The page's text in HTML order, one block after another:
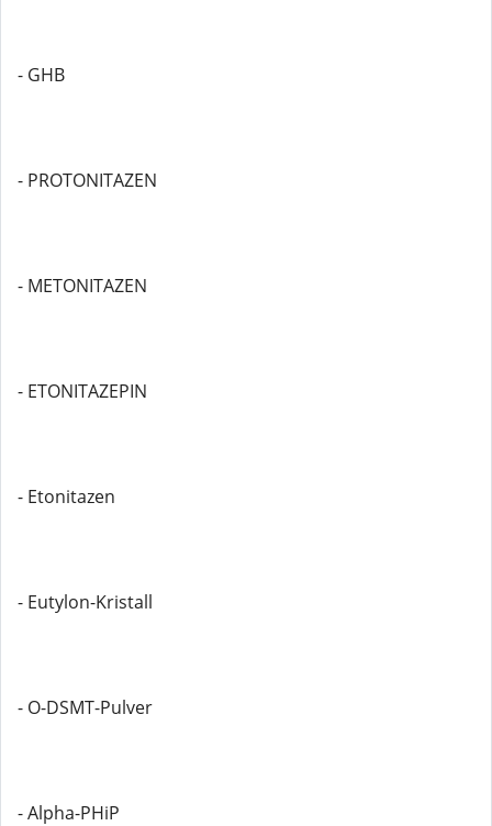
- GHB
- PROTONITAZEN
- METONITAZEN
- ETONITAZEPIN
- Etonitazen
- Eutylon-Kristall
- O-DSMT-Pulver
- Alpha-PHiP